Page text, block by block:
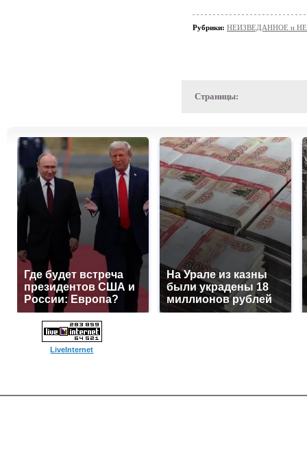
Рубрики: НЕИЗВЕДАННОЕ и
Страницы:
Где будет встреча
президентов США и
России: Европа?
На Урале из казны
были украдены 18
миллионов рублей
LiveInternet